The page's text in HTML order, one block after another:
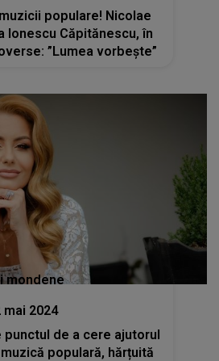
populare! Nicolae
Ionescu Căpitănescu, în
”Lumea vorbește”
mondene
mai 2024
punctul de a cere ajutorul
populară, hărțuită